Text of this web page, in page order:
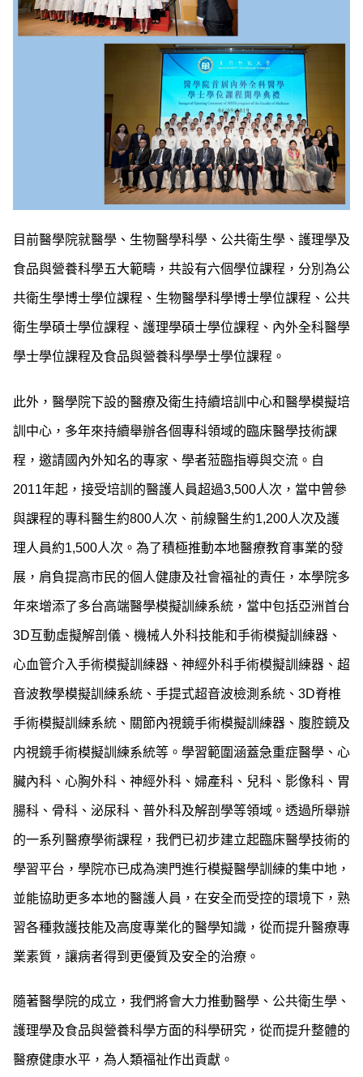
目前醫學院就醫學、生物醫學科學、公共衛生學、護理學及
食品與營養科學五大範疇，共設有六個學位課程，分別為公
共衛生學博士學位課程、生物醫學科學博士學位課程、公共
衛生學碩士學位課程、護理學碩士學位課程、內外全科醫學
學士學位課程及食品與營養科學學士學位課程。
此外，醫學院下設的醫療及衛生持續培訓中心和醫學模擬培
訓中心，多年來持續舉辦各個專科領域的臨床醫學技術課
程，邀請國內外知名的專家、學者蒞臨指導與交流。自
2011年起，接受培訓的醫護人員超過3,500人次，當中曾參
與課程的專科醫生約800人次、前線醫生約1,200人次及護
理人員約1,500人次。為了積極推動本地醫療教育事業的發
展，肩負提高市民的個人健康及社會福祉的責任，本學院多
年來增添了多台高端醫學模擬訓練系統，當中包括亞洲首台
3D互動虛擬解剖儀、機械人外科技能和手術模擬訓練器、
心血管介入手術模擬訓練器、神經外科手術模擬訓練器、超
音波教學模擬訓練系統、手提式超音波檢測系統、3D脊椎
手術模擬訓練系統、關節內視鏡手術模擬訓練器、腹腔鏡及
内視鏡手術模擬訓練系統等。學習範圍涵蓋急重症醫學、心
臟內科、心胸外科、神經外科、婦產科、兒科、影像科、胃
腸科、骨科、泌尿科、普外科及解剖學等領域。透過所舉辦
的一系列醫療學術課程，我們已初步建立起臨床醫學技術的
學習平台，學院亦已成為澳門進行模擬醫學訓練的集中地，
並能協助更多本地的醫護人員，在安全而受控的環境下，熟
習各種救護技能及高度專業化的醫學知識，從而提升醫療專
業素質，讓病者得到更優質及安全的治療。
隨著醫學院的成立，我們將會大力推動醫學、公共衛生學、
護理學及食品與營養科學方面的科學研究，從而提升整體的
醫療健康水平，為人類福祉作出貢獻。